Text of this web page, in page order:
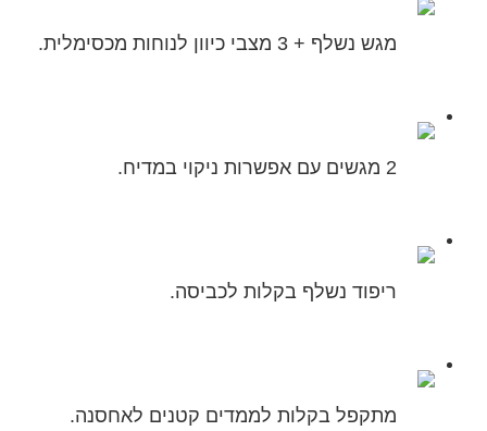
מגש נשלף + 3 מצבי כיוון לנוחות מכסימלית.
2 מגשים עם אפשרות ניקוי במדיח.
ריפוד נשלף בקלות לכביסה.
מתקפל בקלות לממדים קטנים לאחסנה.